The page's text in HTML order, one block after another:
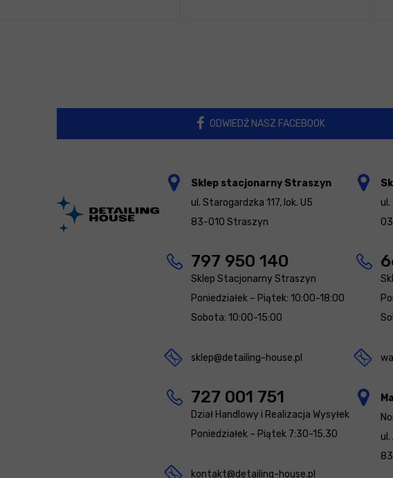
ODWIEDŹ NASZ FACEBOOK
Sklep stacjonarny Straszyn
ul. Starogardzka 117, lok. U5
83-010 Straszyn
797 950 140
Sklep Stacjonarny Straszyn
Poniedziałek – Piątek: 10:00-18:00
Sobota: 10:00-15:00
sklep@detailing-house.pl
727 001 751
Dział Handlowy i Realizacja Wysyłek
Poniedziałek – Piątek 7:30-15.30
kontakt@detailing-house.pl